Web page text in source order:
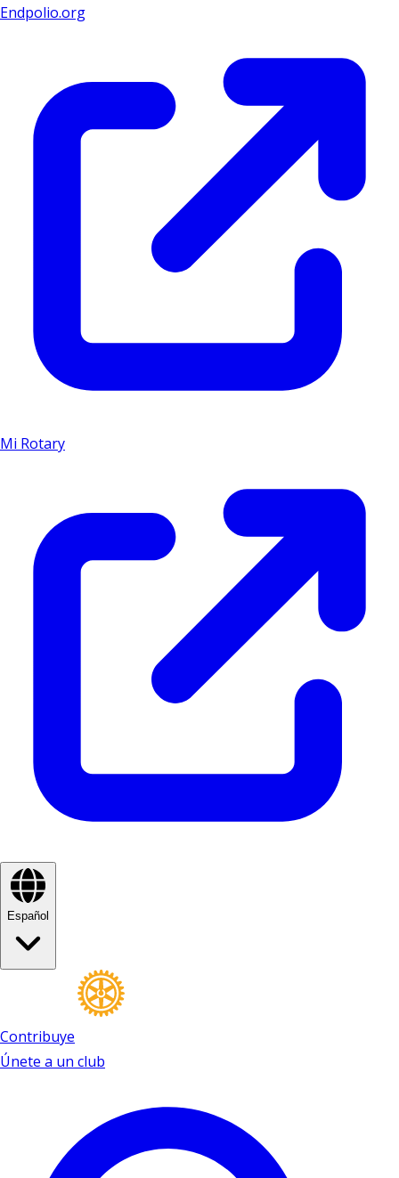
Endpolio.org
Mi Rotary
Español
Contribuye
Únete a un club